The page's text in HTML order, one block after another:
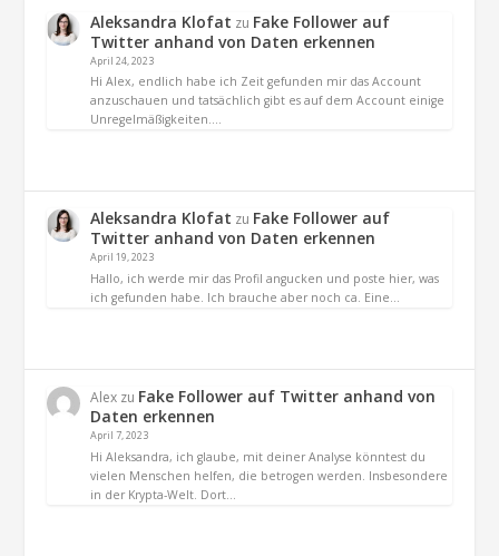
Aleksandra Klofat zu Fake Follower auf
Twitter anhand von Daten erkennen
April 24, 2023
Hi Alex, endlich habe ich Zeit gefunden mir das Account
anzuschauen und tatsächlich gibt es auf dem Account einige
Unregelmäßigkeiten.…
Aleksandra Klofat zu Fake Follower auf
Twitter anhand von Daten erkennen
April 19, 2023
Hallo, ich werde mir das Profil angucken und poste hier, was
ich gefunden habe. Ich brauche aber noch ca. Eine…
Alex zu Fake Follower auf Twitter anhand von
Daten erkennen
April 7, 2023
Hi Aleksandra, ich glaube, mit deiner Analyse könntest du
vielen Menschen helfen, die betrogen werden. Insbesondere
in der Krypta-Welt. Dort…